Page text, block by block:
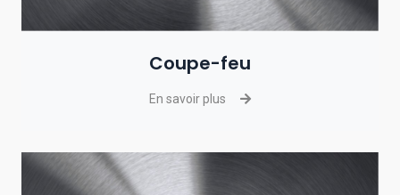
Coupe-feu
En savoir plus